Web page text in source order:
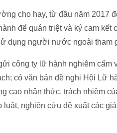
cho hay, từ đầu năm 2017
để quán triệt và ký cam kết
dụng người nước ngoài
công ty lữ hành nghiêm
có văn bản đề nghị Hội Lữ
cao nhận thức, trách nhiệm
nghiên cứu đề xuất các